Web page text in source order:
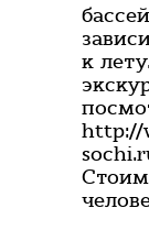
к
http://